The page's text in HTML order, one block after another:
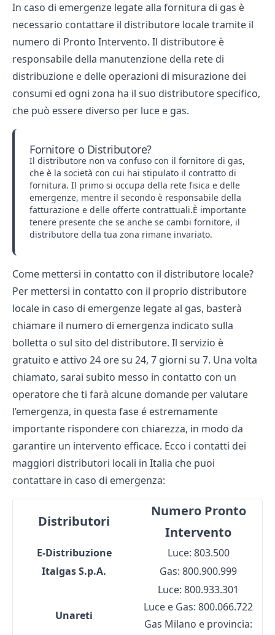
In caso di emergenze legate alla fornitura di gas è
necessario contattare il distributore locale tramite il
numero di Pronto Intervento. Il distributore è
responsabile della manutenzione della rete di
distribuzione e delle operazioni di misurazione dei
consumi ed ogni zona ha il suo distributore specifico,
che può essere diverso per luce e gas.
Fornitore o Distributore?
Il distributore non va confuso con il fornitore di gas,
che è la società con cui hai stipulato il contratto di
fornitura. Il primo si occupa della rete fisica e delle
emergenze, mentre il secondo è responsabile della
fatturazione e delle offerte contrattuali.È importante
tenere presente che se anche se cambi fornitore, il
distributore della tua zona rimane invariato.
Come mettersi in contatto con il distributore locale?
Per mettersi in contatto con il proprio distributore
locale in caso di emergenze legate al gas, basterà
chiamare il numero di emergenza indicato sulla
bolletta o sul sito del distributore. Il servizio è
gratuito e attivo 24 ore su 24, 7 giorni su 7. Una volta
chiamato, sarai subito messo in contatto con un
operatore che ti farà alcune domande per valutare
l’emergenza, in questa fase é estremamente
importante rispondere con chiarezza, in modo da
garantire un intervento efficace. Ecco i contatti dei
maggiori distributori locali in Italia che puoi
contattare in caso di emergenza:
Distributori
Numero Pronto
Intervento
E-Distribuzione
Luce: 803.500
Italgas S.p.A.
Gas: 800.900.999
Unareti
Luce: 800.933.301
Luce e Gas: 800.066.722
Gas Milano e provincia: